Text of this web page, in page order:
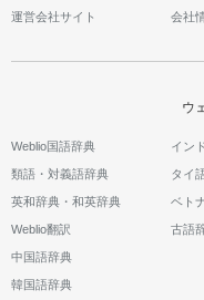
運営会社サイト 会社
ウ
Weblio国語辞典
類語・対義語辞典
英和辞典・和英辞典
Weblio翻訳
中国語辞典
韓国語辞典
イン
タイ
ベト
古語